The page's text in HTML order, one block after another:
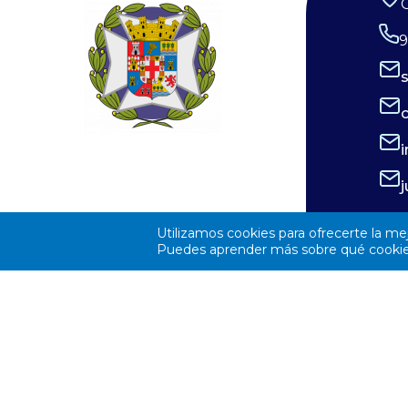
es un factor crítico que preocupa a los
expertos, y la diferencia entre un
recuerdo insuperable y una lesión
irreversible. Por ello, el Consejo
General de Enfermería (CGE), junto a la
Ramón y Cajal de Madrid, han puesto en
marcha diferentes materiales
los niveles
desarrollo
con
aportar
cuidado
Utilizamos cookies para ofrecerte la
Puedes aprender más sobre qué